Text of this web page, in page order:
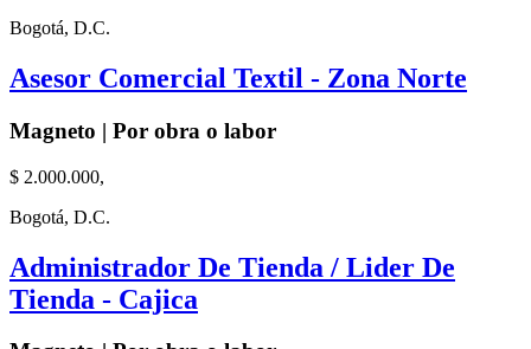
Bogotá, D.C.
Asesor Comercial Textil - Zona Norte
Magneto | Por obra o labor
$ 2.000.000,
Bogotá, D.C.
Administrador De Tienda / Lider De
Tienda - Cajica